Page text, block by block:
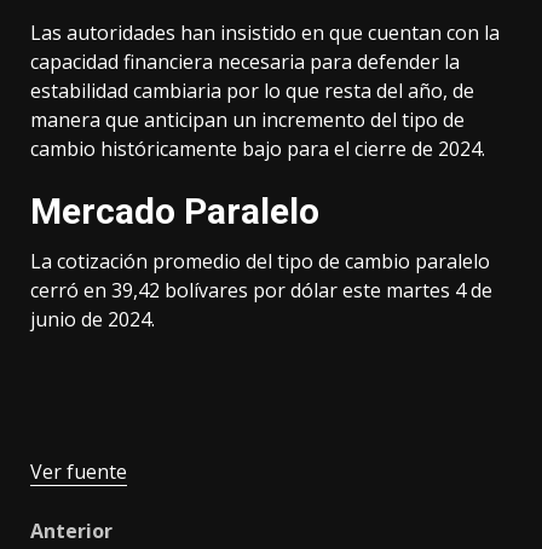
Las autoridades han insistido en que cuentan con la
capacidad financiera necesaria para defender la
estabilidad cambiaria por lo que resta del año, de
manera que anticipan un incremento del tipo de
cambio históricamente bajo para el cierre de 2024.
Mercado Paralelo
La cotización promedio del tipo de cambio paralelo
cerró en 39,42 bolívares por dólar este martes 4 de
junio de 2024.
Ver fuente
Post
Anterior